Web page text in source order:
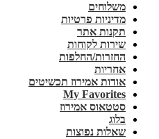
משלוחים
מדיניות פרטיות
תקנות אתר
שירות לקוחות
החזרות/החלפות
אחריות
אודות אמירוז תכשיטים
My Favorites
סטטאוס אמירוז
בלוג
שאלות נפוצות